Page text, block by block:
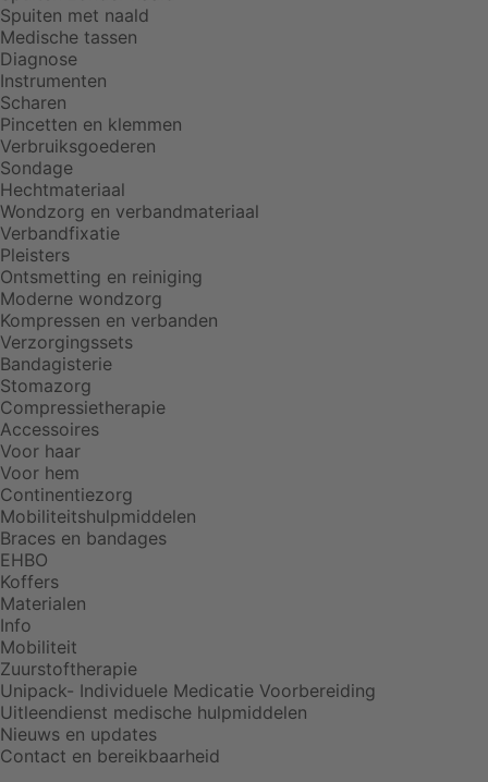
Spuiten met naald
Medische tassen
Diagnose
Instrumenten
Scharen
Pincetten en klemmen
Verbruiksgoederen
Sondage
Hechtmateriaal
Wondzorg en verbandmateriaal
Verbandfixatie
Pleisters
Ontsmetting en reiniging
Moderne wondzorg
Kompressen en verbanden
Verzorgingssets
Bandagisterie
Stomazorg
Compressietherapie
Accessoires
Voor haar
Voor hem
Continentiezorg
Mobiliteitshulpmiddelen
Braces en bandages
EHBO
Koffers
Materialen
Info
Mobiliteit
Zuurstoftherapie
Unipack- Individuele Medicatie Voorbereiding
Uitleendienst medische hulpmiddelen
Nieuws en updates
Contact en bereikbaarheid